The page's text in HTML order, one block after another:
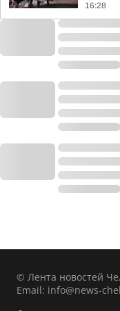
16:28
© Лента новостей
Email: info@news-